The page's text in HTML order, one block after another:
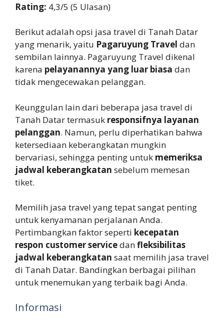
Rating: 4,3/5 (5 Ulasan)
Berikut adalah opsi jasa travel di Tanah Datar
yang menarik, yaitu Pagaruyung Travel dan
sembilan lainnya. Pagaruyung Travel dikenal
karena pelayanannya yang luar biasa dan
tidak mengecewakan pelanggan.
Keunggulan lain dari beberapa jasa travel di
Tanah Datar termasuk responsifnya layanan
pelanggan. Namun, perlu diperhatikan bahwa
ketersediaan keberangkatan mungkin
bervariasi, sehingga penting untuk memeriksa
jadwal keberangkatan sebelum memesan
tiket.
Memilih jasa travel yang tepat sangat penting
untuk kenyamanan perjalanan Anda.
Pertimbangkan faktor seperti kecepatan
respon customer servicedanfleksibilitas
jadwal keberangkatan saat memilih jasa travel
di Tanah Datar. Bandingkan berbagai pilihan
untuk menemukan yang terbaik bagi Anda.
Informasi